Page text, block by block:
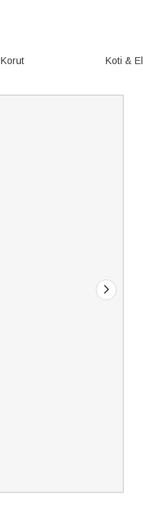
Korut Koti &